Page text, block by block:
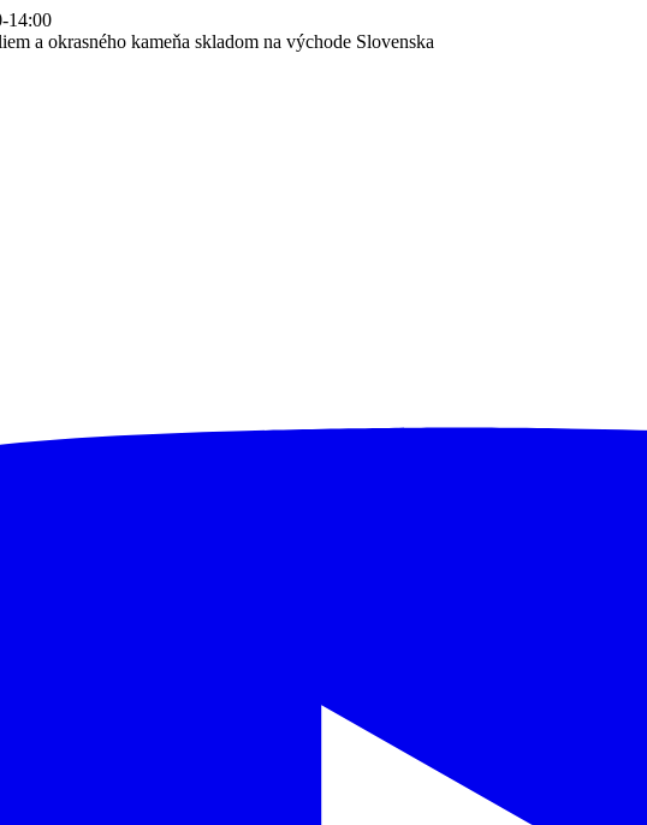
14:00
a okrasného kameňa skladom na východe Slovenska